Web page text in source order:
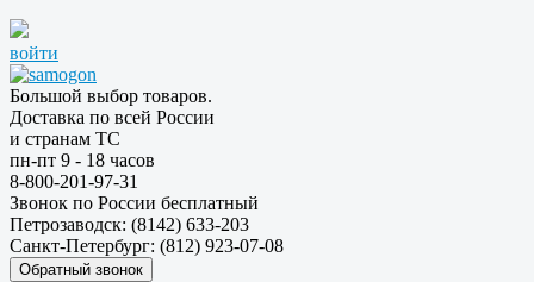
войти
Большой выбор товаров.
Доставка по всей России
и странам ТС
пн-пт 9 - 18 часов
8-800-201-97-31
Звонок по России бесплатный
Петрозаводск: (8142) 633-203
Санкт-Петербург: (812) 923-07-08
Обратный звонок